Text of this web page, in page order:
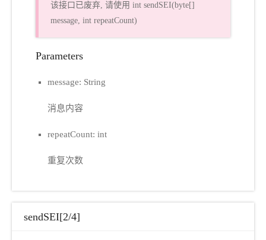
该接口已废弃, 请使用 int sendSEI(byte[]
message, int repeatCount)
Parameters
message: String
消息内容
repeatCount: int
重复次数
sendSEI[2/4]